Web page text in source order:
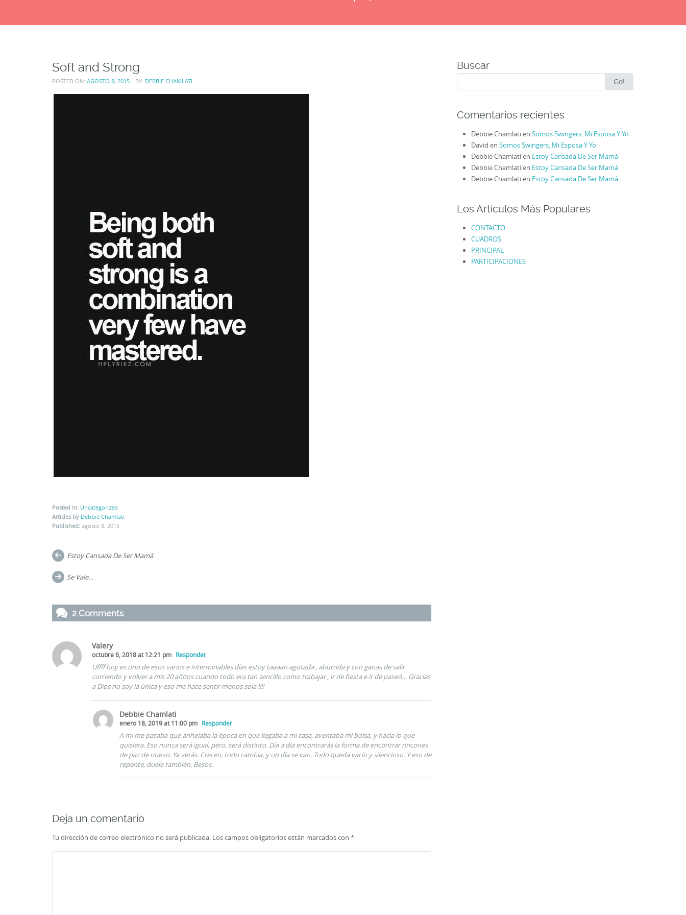
Soft and Strong
POSTED ON: AGOSTO 8, 2015 BY: DEBBIE CHAMLATI
Posted in: Uncategorized
Articles by Debbie Chamlati
Published: agosto 8, 2015
Post
navigation
Estoy Cansada De Ser Mamá
Se Vale…
2 Comments
Valery
octubre 6, 2018 at 12:21 pm Responder
Uffff hoy es uno de esos varios e interminables días estoy taaaan agotada , aburrida y con ganas de salir
corriendo y volver a mis 20 añitos cuando todo era tan sencillo como trabajar , ir de fiesta e ir de paseó… Gracias
a Dios no soy la única y eso me hace sentir menos sola !!!!
Debbie Chamlati
enero 18, 2019 at 11:00 pm Responder
A mi me pasaba que anhelaba la época en que llegaba a mi casa, aventaba mi bolsa, y hacía lo que
quisiera. Eso nunca será igual, pero, será distinto. Día a día encontrarás la forma de encontrar rincones
de paz de nuevo. Ya verás. Crecen, todo cambia, y un día se van. Todo queda vacío y silencioso. Y eso de
repente, duele también. Besos.
Deja un comentario
Tu dirección de correo electrónico no será publicada. Los campos obligatorios están marcados con *
Buscar
for:
Go!
Comentarios recientes
Debbie Chamlatien Somos Swingers, Mi Esposa Y Yo
David en Somos Swingers, Mi Esposa Y Yo
Debbie Chamlatien Estoy Cansada De Ser Mamá
Debbie Chamlatien Estoy Cansada De Ser Mamá
Debbie Chamlatien Estoy Cansada De Ser Mamá
Los Artículos Más Populares
CONTACTO
CUADROS
PRINCIPAL
PARTICIPACIONES